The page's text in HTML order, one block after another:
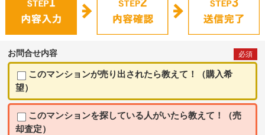
お問合せ内容 必須
このマンションが売り出されたら教えて！（購入希
望）
このマンションを探している人がいたら教えて！（売
却査定）